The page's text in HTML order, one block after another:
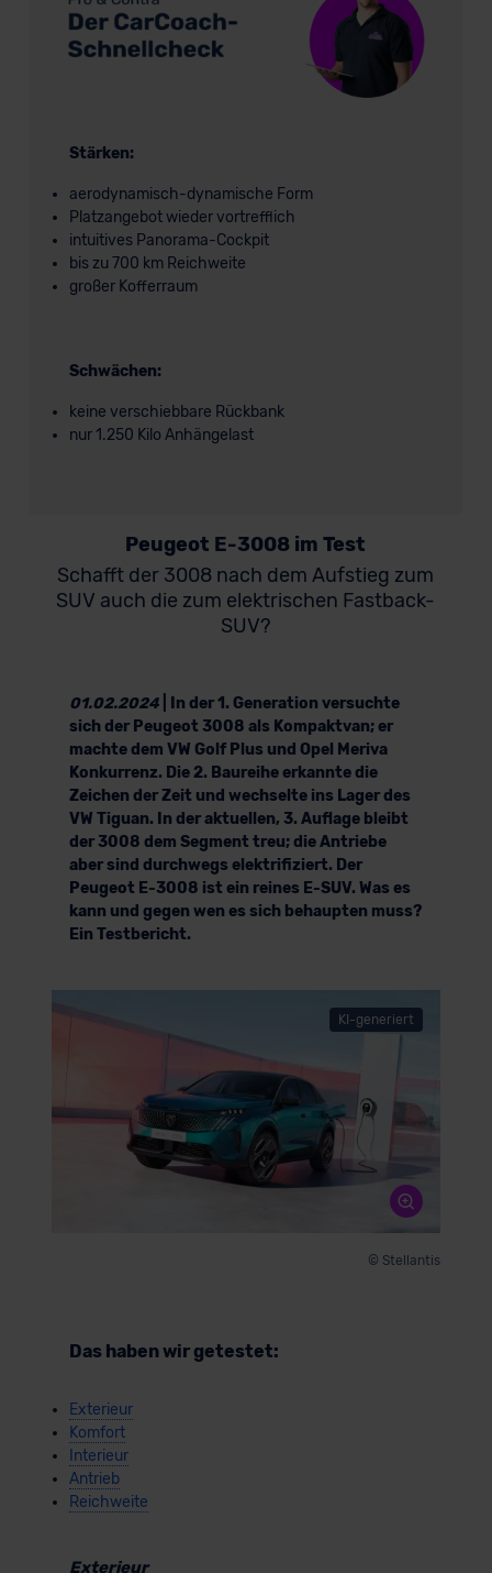
Stärken:
aerodynamisch-dynamische Form
Platzangebot wieder vortrefflich
intuitives Panorama-Cockpit
bis zu 700 km Reichweite
großer Kofferraum
Schwächen:
keine verschiebbare Rückbank
nur 1.250 Kilo Anhängelast
Peugeot E-3008 im Test
Schafft der 3008 nach dem Aufstieg zum
SUV auch die zum elektrischen Fastback-
SUV?
01.02.2024| In der 1. Generation versuchte
sich der Peugeot 3008 als Kompaktvan; er
machte dem VW Golf Plus und Opel Meriva
Konkurrenz. Die 2. Baureihe erkannte die
Zeichen der Zeit und wechselte ins Lager des
VW Tiguan. In der aktuellen, 3. Auflage bleibt
der 3008 dem Segment treu; die Antriebe
aber sind durchwegs elektrifiziert. Der
Peugeot E-3008 ist ein reines E-SUV. Was es
kann und gegen wen es sich behaupten muss?
Ein Testbericht.
KI-generiert
© Stellantis
Das haben wir getestet:
Exterieur
Komfort
Interieur
Antrieb
Reichweite
Exterieur